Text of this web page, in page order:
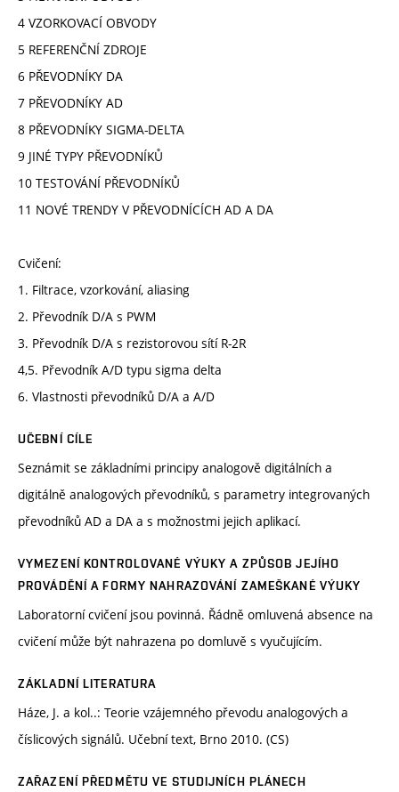
4 VZORKOVACÍ OBVODY
5 REFERENČNÍ ZDROJE
6 PŘEVODNÍKY DA
7 PŘEVODNÍKY AD
8 PŘEVODNÍKY SIGMA-DELTA
9 JINÉ TYPY PŘEVODNÍKŮ
10 TESTOVÁNÍ PŘEVODNÍKŮ
11 NOVÉ TRENDY V PŘEVODNÍCÍCH AD A DA
Cvičení:
1. Filtrace, vzorkování, aliasing
2. Převodník D/A s PWM
3. Převodník D/A s rezistorovou sítí R-2R
4,5. Převodník A/D typu sigma delta
6. Vlastnosti převodníků D/A a A/D
UČEBNÍ CÍLE
Seznámit se základními principy analogově digitálních a
digitálně analogových převodníků, s parametry integrovaných
převodníků AD a DA a s možnostmi jejich aplikací.
VYMEZENÍ KONTROLOVANÉ VÝUKY A ZPŮSOB JEJÍHO
PROVÁDĚNÍ A FORMY NAHRAZOVÁNÍ ZAMEŠKANÉ VÝUKY
Laboratorní cvičení jsou povinná. Řádně omluvená absence na
cvičení může být nahrazena po domluvě s vyučujícím.
ZÁKLADNÍ LITERATURA
Háze, J. a kol..: Teorie vzájemného převodu analogových a
číslicových signálů. Učební text, Brno 2010. (CS)
ZAŘAZENÍ PŘEDMĚTU VE STUDIJNÍCH PLÁNECH